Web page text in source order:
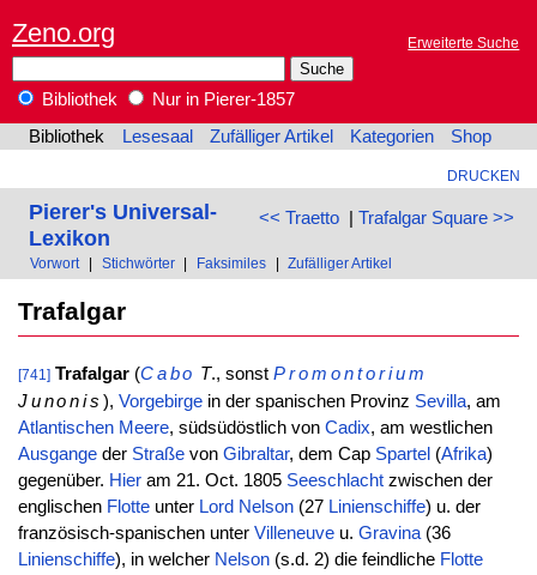
Zeno.org Erweiterte Suche
Bibliothek
Nur in Pierer-1857
Bibliothek
Lesesaal Zufälliger Artikel Kategorien Shop
DRUCKEN
<< Traetto| Trafalgar Square >>
Pierer's Universal-
Lexikon
Vorwort Stichwörter Faksimiles Zufälliger Artikel
Trafalgar
[741] Trafalgar(Cabo T., sonstPromontorium
Junonis),Vorgebirge in der spanischen Provinz Sevilla, am
Atlantischen Meere, südsüdöstlich von Cadix, am westlichen
Ausgangeder Straßevon Gibraltar, dem Cap Spartel (Afrika)
gegenüber. Hieram 21. Oct. 1805 Seeschlachtzwischen der
englischen Flotteunter Lord Nelson(27 Linienschiffe) u. der
französisch-spanischen unter Villeneuveu. Gravina(36
Linienschiffe), in welcher Nelson(s.d. 2) die feindliche Flotte